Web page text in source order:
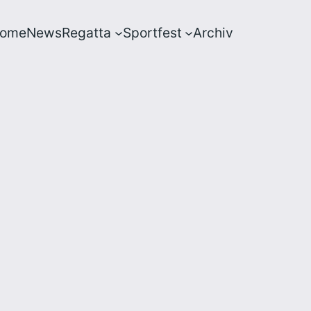
NewsRegatta Sportfest Archiv